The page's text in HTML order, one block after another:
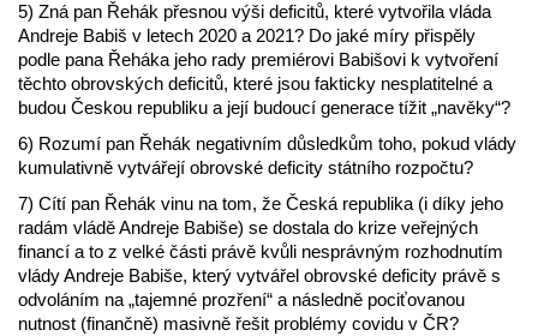
5) Zná pan Řehák přesnou výši deficitů, které vytvořila vláda
Andreje Babiš v letech 2020 a 2021? Do jaké míry přispěly
podle pana Řeháka jeho rady premiérovi Babišovi k vytvoření
těchto obrovských deficitů, které jsou fakticky nesplatitelné a
budou Českou republiku a její budoucí generace tížit „navěky“?
6) Rozumí pan Řehák negativním důsledkům toho, pokud vlády
kumulativně vytvářejí obrovské deficity státního rozpočtu?
7) Cítí pan Řehák vinu na tom, že Česká republika (i díky jeho
radám vládě Andreje Babiše) se dostala do krize veřejných
financí a to z velké části právě kvůli nesprávným rozhodnutím
vlády Andreje Babiše, který vytvářel obrovské deficity právě s
odvoláním na „tajemné prozření“ a následně pociťovanou
nutnost (finančně) masivně řešit problémy covidu v ČR?